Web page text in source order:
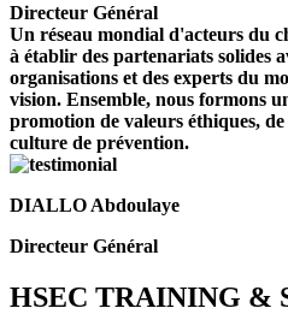
Directeur Général
Un réseau mondial d'acteurs du
à établir des partenariats solides
organisations et des experts du
vision. Ensemble, nous formons
promotion de valeurs éthiques,
culture de prévention.
DIALLO Abdoulaye
Directeur Général
HSEC TRAINING &